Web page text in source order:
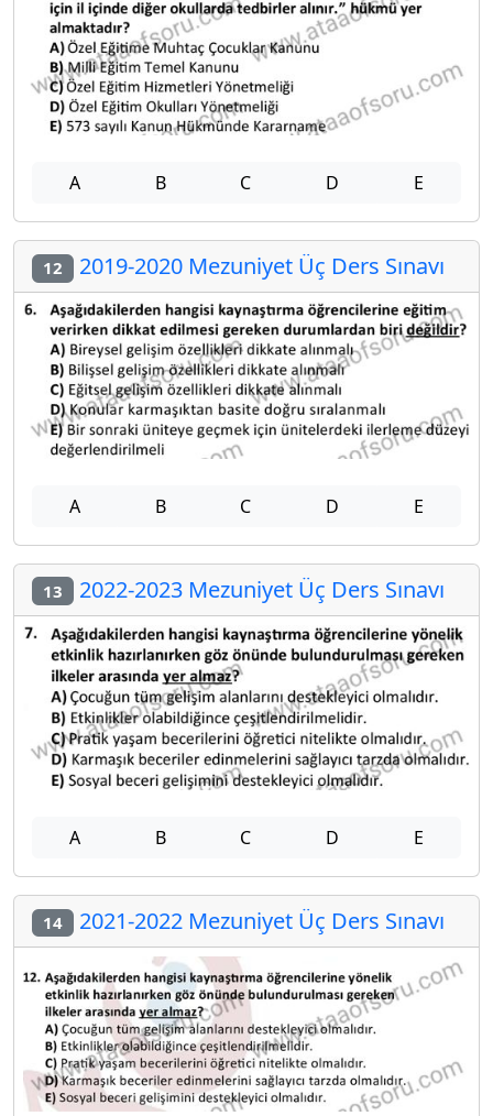
A B C D E
12 2019-2020 Mezuniyet Üç Ders Sınavı
A B C D E
13 2022-2023 Mezuniyet Üç Ders Sınavı
A B C D E
14 2021-2022 Mezuniyet Üç Ders Sınavı